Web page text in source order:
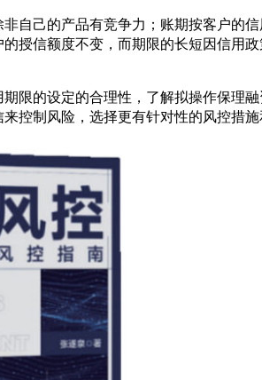
自己的产品有竞争力；账期按客户的
授信额度不变，而期限的长短因信
限的设定的合理性，了解拟操作保理
控制风险，选择更有针对性的风控措施